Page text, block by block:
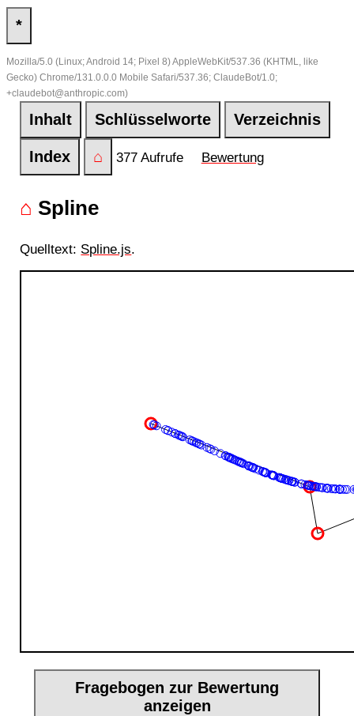
*
Mozilla/5.0 (Linux; Android 14; Pixel 8) AppleWebKit/537.36 (KHTML, like
Gecko) Chrome/131.0.0.0 Mobile Safari/537.36; ClaudeBot/1.0;
+claudebot@anthropic.com)
Inhalt Schlüsselworte Verzeichnis
Index ⌂ 377 Aufrufe Bewertung
⌂ Spline
Quelltext: Spline.js.
Fragebogen zur Bewertung
anzeigen